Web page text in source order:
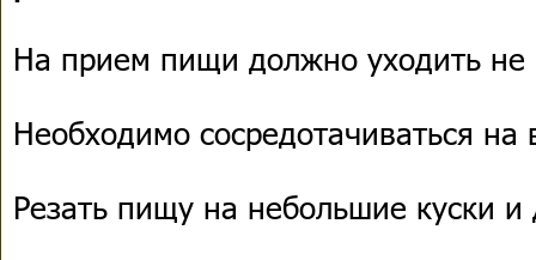
На прием пищи должно уходить не
Необходимо сосредотачиваться на
Резать пищу на небольшие куски